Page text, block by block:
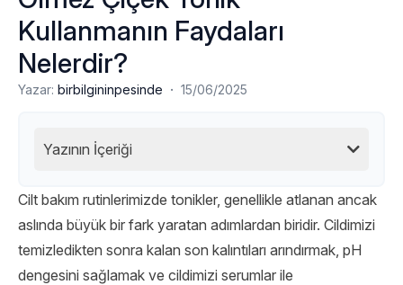
Kullanmanın Faydaları
Nelerdir?
Yazar: birbilgininpesinde · 15/06/2025
Yazının İçeriği
Cilt bakım rutinlerimizde tonikler, genellikle atlanan ancak
aslında büyük bir fark yaratan adımlardan biridir. Cildimizi
temizledikten sonra kalan son kalıntıları arındırmak, pH
dengesini sağlamak ve cildimizi serumlar ile